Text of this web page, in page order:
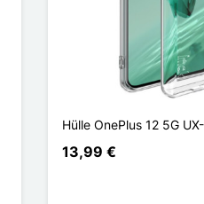
Hülle OnePlus 12 5G
13,99 €